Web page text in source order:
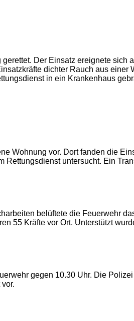
Der Einsatz ereignete sich
dichter Rauch aus einer
in ein Krankenhaus
Wohnung vor. Dort fanden die
Rettungsdienst untersucht. Ein
belüftete die Feuerwehr
55 Kräfte vor Ort. Unterstützt
gegen 10.30 Uhr. Die